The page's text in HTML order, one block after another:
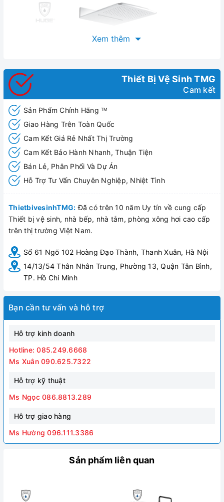
Xem thêm
Thiết Bị Vệ Sinh TMG
Cam kết
Sản Phẩm Chính Hãng TM
Giao Hàng Trên Toàn Quốc
Cam Kết Giá Rẻ Nhất Thị Trường
Cam Kết Bảo Hành Nhanh, Thuận Tiện
Bán Lẻ, Phân Phối Và Dự Án
Hỗ Trợ Tư Vấn Chuyên Nghiệp, Nhiệt Tình
ThietbivesinhTMG: Đã có trên 10 năm Uy tín về cung cấp
Thiết bị vệ sinh, nhà bếp, nhà tắm, phòng xông hơi cao cấp
trên thị trường Việt Nam.
Số 61 Ngõ 102 Hoàng Đạo Thành, Thanh Xuân, Hà Nội
14/13/54 Thân Nhân Trung, Phường 13, Quận Tân Bình,
TP. Hồ Chí Minh
Bạn cần tư vấn và hỗ trợ
Hỗ trợ kinh doanh
Hotline: 085.249.6668
Ms Xuân 090.625.7322
Hỗ trợ kỹ thuật
Ms Ngọc 086.8813.289
Hỗ trợ giao hàng
Ms Hường 096.111.3386
Sản phẩm liên quan